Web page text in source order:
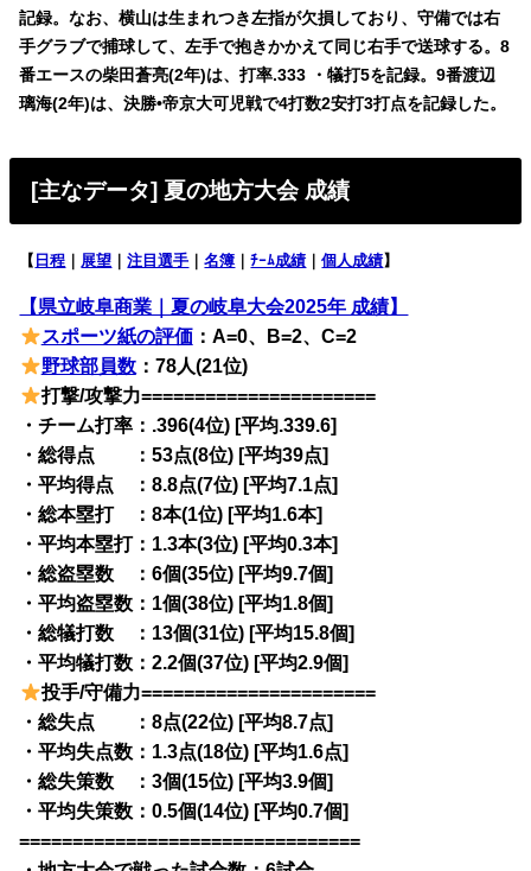
記録。なお、横山は生まれつき左指が欠損しており、守備では右
手グラブで捕球して、左手で抱きかかえて同じ右手で送球する。8
番エースの柴田蒼亮(2年)は、打率.333 ・犠打5を記録。9番渡辺
璃海(2年)は、決勝•帝京大可児戦で4打数2安打3打点を記録した。
[主なデータ] 夏の地方大会 成績
【 日程 展望 ｜注目選手 ｜名簿 ｜ﾁｰﾑ成績 ｜個人成績】
【県立岐阜商業｜夏の岐阜大会2025年 成績】
スポーツ紙の評価：A=0、B=2、C=2
野球部員数：78人(21位)
打撃/攻撃力======================
・チーム打率：.396(4位) [平均.339.6]
・総得点 ：53点(8位) [平均39点]
・平均得点 ：8.8点(7位) [平均7.1点]
・総本塁打 ：8本(1位) [平均1.6本]
・平均本塁打：1.3本(3位) [平均0.3本]
・総盗塁数 ：6個(35位) [平均9.7個]
・平均盗塁数：1個(38位) [平均1.8個]
・総犠打数 ：13個(31位) [平均15.8個]
・平均犠打数：2.2個(37位) [平均2.9個]
投手/守備力======================
・総失点 ：8点(22位) [平均8.7点]
・平均失点数：1.3点(18位) [平均1.6点]
・総失策数 ：3個(15位) [平均3.9個]
・平均失策数：0.5個(14位) [平均0.7個]
================================